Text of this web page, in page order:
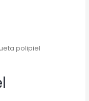
polipiel